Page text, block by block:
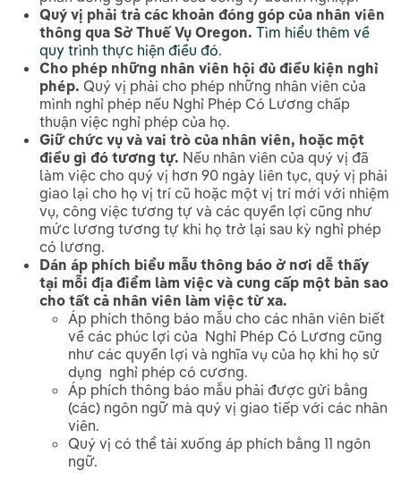
Quý vị phải trả các khoản đóng góp của nhân viên
thông qua Sở Thuế Vụ Oregon. Tìm hiểu thêm về
quy trình thực hiện điều đó.
Cho phép những nhân viên hội đủ điều kiện nghỉ
phép. Quý vị phải cho phép những nhân viên của
mình nghỉ phép nếu Nghỉ Phép Có Lương chấp
thuận việc nghỉ phép của họ.
Giữ chức vụ và vai trò của nhân viên, hoặc một
điều gì đó tương tự. Nếu nhân viên của quý vị đã
làm việc cho quý vị hơn 90 ngày liên tục, quý vị phải
giao lại cho họ vị trí cũ hoặc một vị trí mới với nhiệm
vụ, công việc tương tự và các quyền lợi cũng như
mức lương tương tự khi họ trở lại sau kỳ nghỉ phép
có lương.
Dán áp phích biểu mẫu thông báo ở nơi dễ thấy
tại mỗi địa điểm làm việc và cung cấp một bản sao
cho tất cả nhân viên làm việc từ xa.
Áp phích thông báo mẫu cho các nhân viên biết
về các phúc lợi của Nghỉ Phép Có Lương cũng
như các quyền lợi và nghĩa vụ của họ khi họ sử
dụng nghỉ phép có cương.
Áp phích thông báo mẫu phải được gửi bằng
(các) ngôn ngữ mà quý vị giao tiếp với các nhân
viên.
Quý vị có thể tải xuống áp phích bằng 11 ngôn
ngữ.